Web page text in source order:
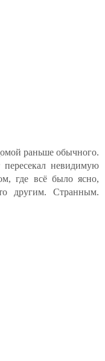
раньше обычного.
невидимую
где всё было ясно,
другим. Странным.